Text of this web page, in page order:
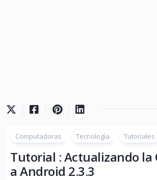
Computadoras Tecnología Tutoriales
Tutorial : Actualizando la
a Android 2.3.3